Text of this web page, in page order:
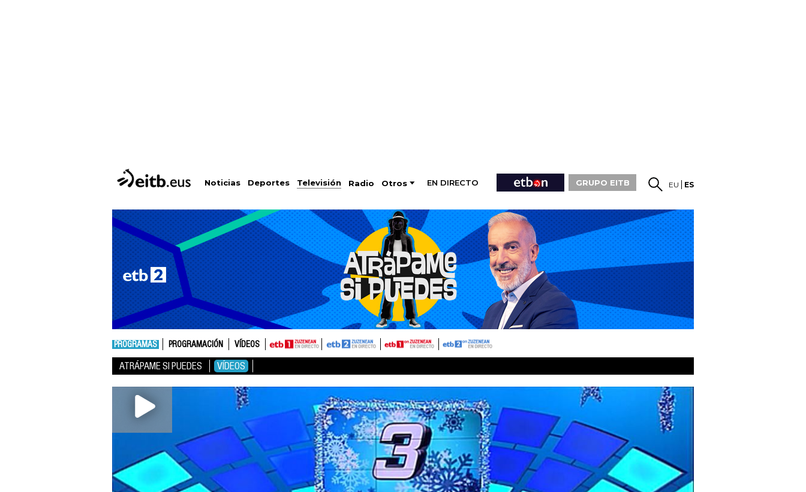
Noticias Deportes Televisión Radio Otros EN DIRECTO GRUPO EITB EU ES
PROGRAMAS PROGRAMACIÓN VÍDEOS
ATRÁPAME SI PUEDES VÍDEOS